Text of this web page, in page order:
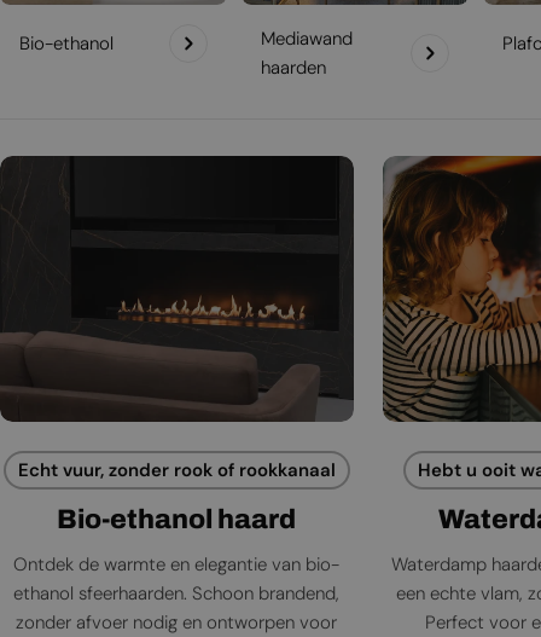
Bio-ethanol
Mediawand
haarden
Echt vuur, zonder rook of rookkanaal
Bio-ethanol haard
Ontdek de warmte en elegantie van bio-
ethanol sfeerhaarden. Schoon brandend,
zonder afvoer nodig en ontworpen voor
Hebt u ooit
Waterdamp
een echte vlam,
Perfect voor